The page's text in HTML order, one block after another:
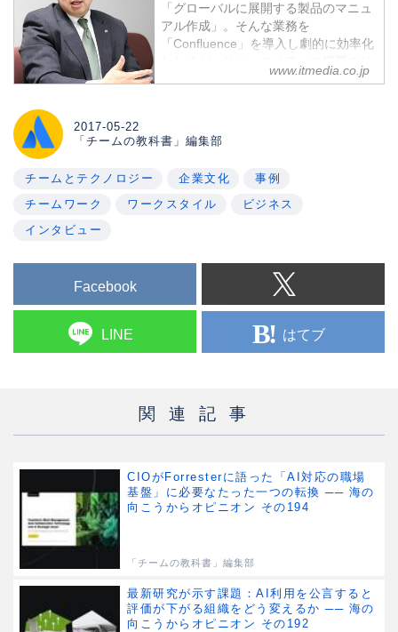
「グローバルに展開する製品のマニュ
アル作成」。そんな業務を
「Confluence」を導入し劇的に効率化
ービスマニュアル作成チームだ。業務
www.itmedia.co.jp
2017-05-22
「チームの教科書」編集部
チームとテクノロジー 企業文化
事例
チームワーク
ワークスタイル
ビジネス
インタビュー
Facebook
LINE はてブ
関連記事
CIOがForresterに語った「AI対応の職場
基盤」に必要なたった一つの転換 ── 海の
向こうからオピニオン その194
「チームの教科書」編集部
最新研究が示す課題：AI利用を公言すると
評価が下がる組織をどう変えるか ── 海の
向こうからオピニオン その192